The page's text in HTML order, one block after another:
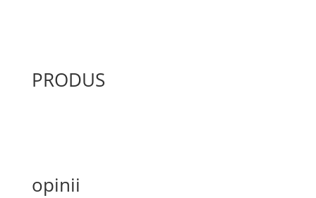
PRODUS
opinii